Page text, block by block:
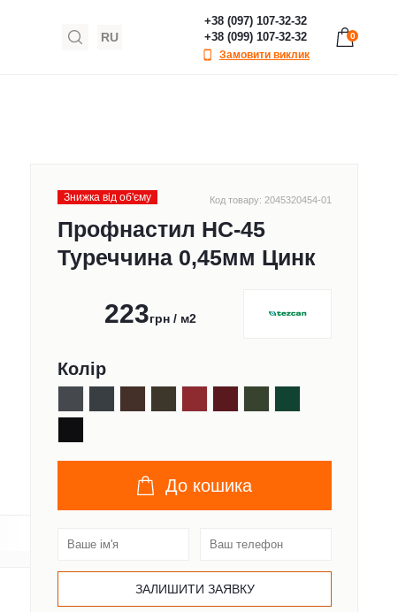
RU
+38 (097) 107-32-32
+38 (099) 107-32-32
Замовити виклик
0
Знижка від обʹєму Код товару: 2045320454-01
Профнастил НС-45
Туреччина 0,45мм Цинк
223грн / м2
Колір
До кошика